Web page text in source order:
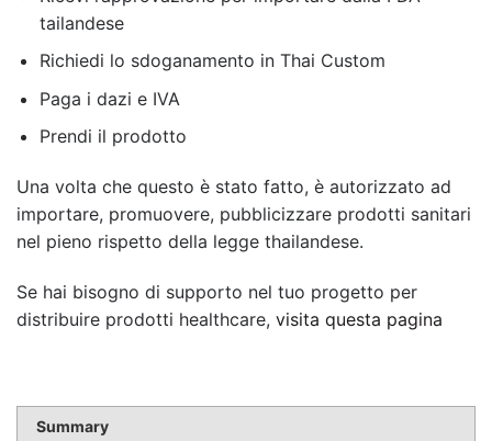
tailandese
Richiedi lo sdoganamento in Thai Custom
Paga i dazi e IVA
Prendi il prodotto
Una volta che questo è stato fatto, è autorizzato ad
importare, promuovere, pubblicizzare prodotti sanitari
nel pieno rispetto della legge thailandese.
Se hai bisogno di supporto nel tuo progetto per
distribuire prodotti healthcare, visita questa pagina
Summary